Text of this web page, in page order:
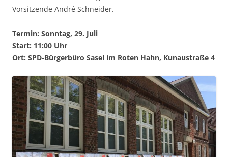
Vorsitzende André Schneider.
Termin: Sonntag, 29. Juli
Start: 11:00 Uhr
Ort: SPD-Bürgerbüro Sasel im Roten Hahn, Kunaustraße 4